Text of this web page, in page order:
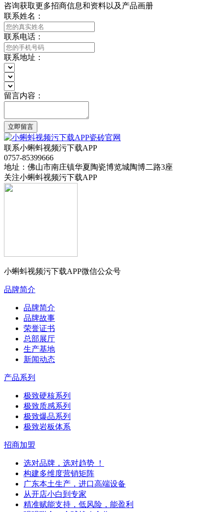
咨询获取更多招商信息和资料以及产品画册
联系姓名：
联系电话：
联系地址：
留言内容：
立即留言
联系小蝌蚪视频污下载APP
0757-85399666
地址：佛山市南庄镇华夏陶瓷博览城陶博二路3座
关注小蝌蚪视频污下载APP
小蝌蚪视频污下载APP微信公众号
品牌简介
品牌简介
品牌故事
荣誉证书
总部展厅
生产基地
新闻动态
产品系列
极致硬核系列
极致质感系列
极致爆品系列
极致岩板体系
招商加盟
选对品牌，选对趋势 ！
构建多维度营销矩阵
广东本土生产，进口高端设备
从开店小白到专家
精准赋能支持，低风险，能盈利